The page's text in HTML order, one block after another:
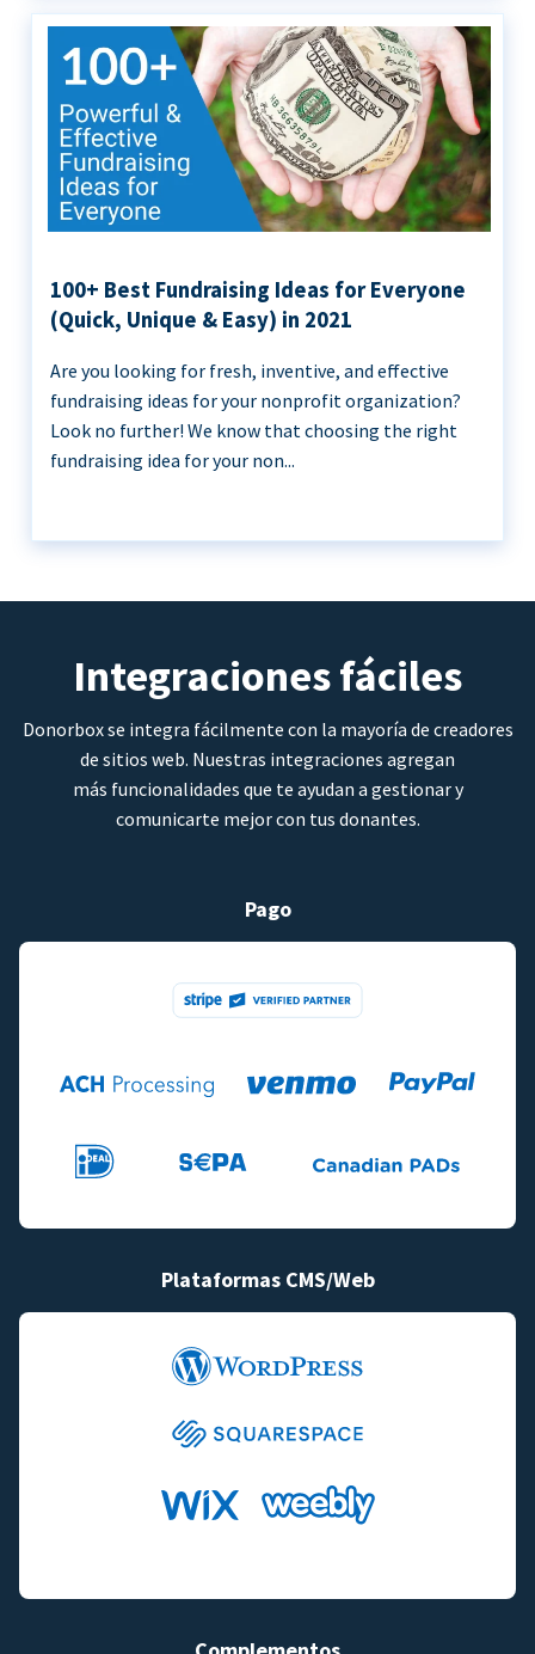
100+ Best Fundraising Ideas for Everyone
(Quick, Unique & Easy) in 2021
Are you looking for fresh, inventive, and effective
fundraising ideas for your nonprofit organization?
Look no further! We know that choosing the right
fundraising idea for your non...
Integraciones fáciles
Donorbox se integra fácilmente con la mayoría de creadores
de sitios web. Nuestras integraciones agregan
más funcionalidades que te ayudan a gestionar y
comunicarte mejor con tus donantes.
Pago
Plataformas CMS/Web